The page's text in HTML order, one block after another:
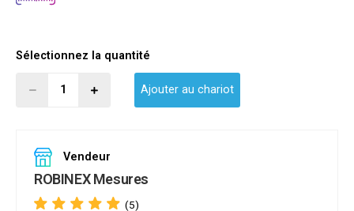
Sélectionnez la quantité
Ajouter au chariot
Vendeur
ROBINEX Mesures
(5)